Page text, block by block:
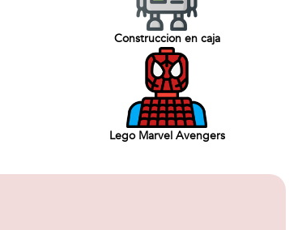
Construccion en caja
Lego Marvel Avengers